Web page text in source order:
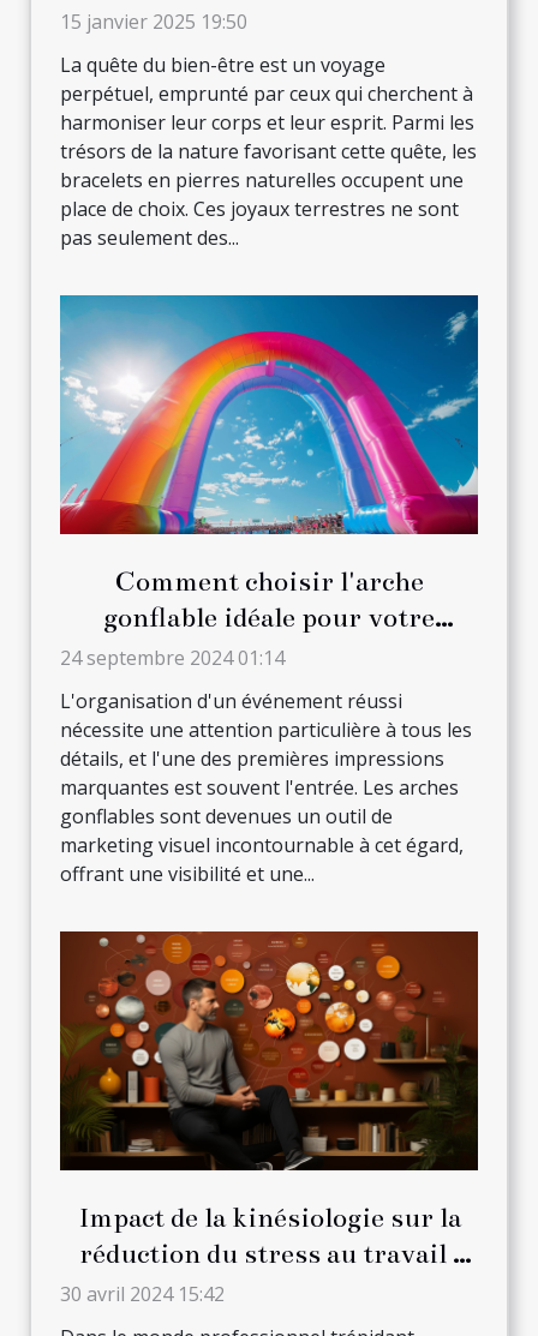
de port quotidien
15 janvier 2025 19:50
La quête du bien-être est un voyage
perpétuel, emprunté par ceux qui cherchent à
harmoniser leur corps et leur esprit. Parmi les
trésors de la nature favorisant cette quête, les
bracelets en pierres naturelles occupent une
place de choix. Ces joyaux terrestres ne sont
pas seulement des...
Comment choisir l'arche
gonflable idéale pour votre
prochain événement
24 septembre 2024 01:14
L'organisation d'un événement réussi
nécessite une attention particulière à tous les
détails, et l'une des premières impressions
marquantes est souvent l'entrée. Les arches
gonflables sont devenues un outil de
marketing visuel incontournable à cet égard,
offrant une visibilité et une...
Impact de la kinésiologie sur la
réduction du stress au travail :
Stratégies et techniques
30 avril 2024 15:42